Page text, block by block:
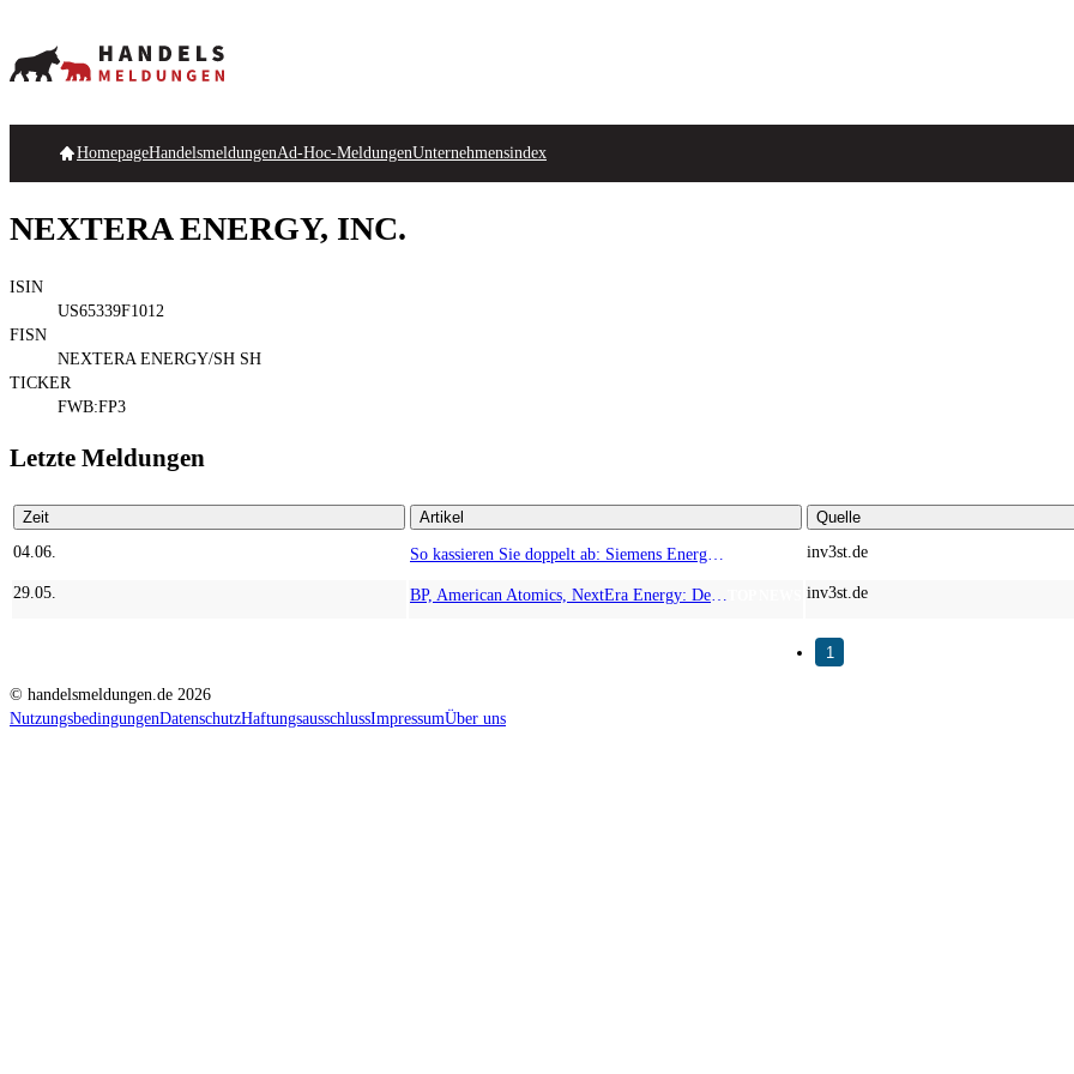
HomepageHandelsmeldungenAd-Hoc-MeldungenUnternehmensindex
NEXTERA ENERGY, INC.
ISIN
US65339F1012
FISN
NEXTERA ENERGY/SH SH
TICKER
FWB:FP3
Letzte Meldungen
Zeit Artikel
Quelle
04.06.
So kassieren Sie doppelt ab: Siemens Energy, RE Royalties und NextEra Energy profitieren von der Energiewende UND dem KI-Hunger inv3st.de
29.05. BP, American Atomics, NextEra Energy: Der Iran Krieg zeigt wie wichtig ein Energiemix für die Zukunft ist inv3st.de
1
© handelsmeldungen.de 2026
NutzungsbedingungenDatenschutzHaftungsausschlussImpressumÜber uns